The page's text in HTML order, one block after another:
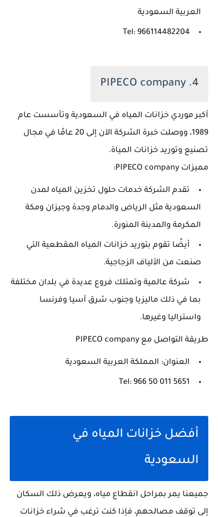
العربية السعودية
Tel: 966114482204
4. PIPECO company
أكبر موردي خزانات المياه في السعودية وتأسست عام
1989، ووصلت خبرة الشركة الآن إلى 20 عامًا في مجال
تصنيع وتوريد خزانات المياة.
مميزات PIPECO company:
تقدم الشركة خدمات حلول تخزين المياه لمدن
السعودية مثل الرياض والدمام وجدة وجيزان ومكة
المكرمة والمدينة المنورة.
أيضًا تقوم بتوريد خزانات المياه المقطعية التي
صنعت من الألياف الزجاجية.
شركة عالمية وتمتلك فروع عديدة في بلدان مختلفة
بما في ذلك ماليزيا وجنوب شرق آسيا وفرنسا
واستراليا وغيرها.
طريقة التواصل مع PIPECO company
العنوان: المملكة العربية السعودية
Tel: 966 50 011 5651
أفضل خزانات المياه في
السعودية
جميعنا يمر بمراحل انقطاع مياه، ويعرض ذلك السكان
إلى توقف مصالحهم، فإذا كنت ترغب في شراء خزانات